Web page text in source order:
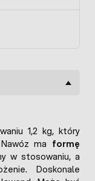
1,2 kg, który
ma formę
w stosowaniu, a
Doskonale